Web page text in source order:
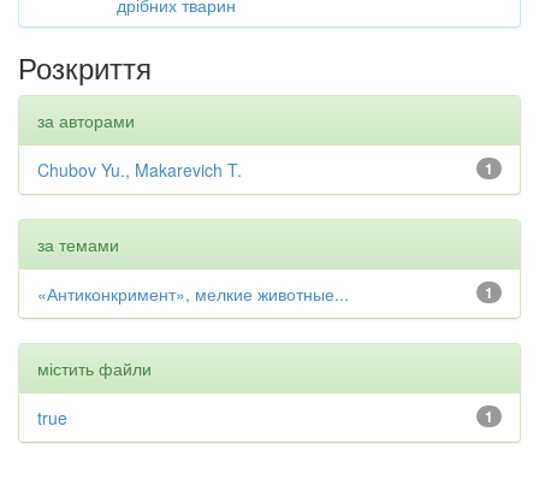
Розкриття
за авторами
1
Chubov Yu., Makarevich T.
за темами
1
«Антиконкримент», мелкие животные...
містить файли
1
true